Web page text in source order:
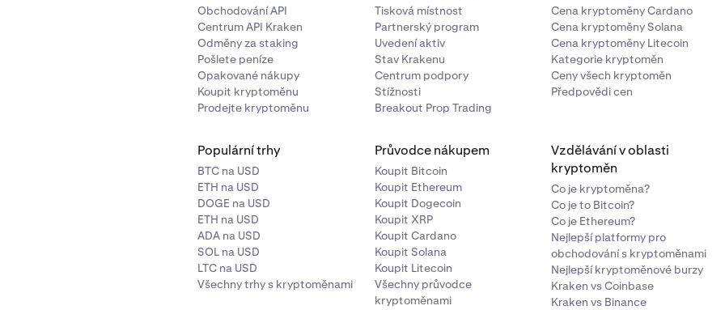
k propojení bankovního účtu přes Plaid. Postupujte podle
Obchodování API
Centrum API Kraken
Odměny za staking
Pošlete peníze
Opakované nákupy
Koupit kryptoměnu
Prodejte kryptoměnu
Tisková místnost
Partnerský program
Uvedení aktiv
Stav Krakenu
Centrum podpory
Stížnosti
Breakout Prop Trading
Cena kryptoměny Cardano
Cena kryptoměny Solana
Cena kryptoměny Litecoin
Kategorie kryptoměn
Ceny všech kryptoměn
Předpovědi cen
Populární trhy
BTC na USD
ETH na USD
DOGE na USD
ETH na USD
ADA na USD
SOL na USD
LTC na USD
Všechny trhy s kryptoměnami
Průvodce nákupem
Koupit Bitcoin
Koupit Ethereum
Koupit Dogecoin
Koupit XRP
Koupit Cardano
Koupit Solana
Koupit Litecoin
Všechny průvodce
kryptoměnami
Vzdělávání v oblasti
kryptoměn
Co je kryptoměna?
Co je to Bitcoin?
Co je Ethereum?
Nejlepší platformy pro
obchodování s kryptoměnami
Nejlepší kryptoměnové burzy
Kraken vs Coinbase
Kraken vs Binance